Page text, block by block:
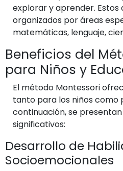
explorar y aprender.
organizados por áreas
matemáticas, lenguaje,
Beneficios del
para Niños y
El método Montessori
tanto para los niños como
continuación, se
significativos:
Desarrollo de
Socioemocionales